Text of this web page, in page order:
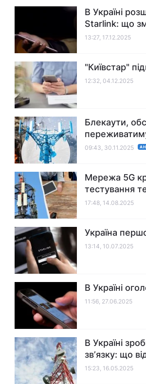
В Україні
Starlink: що
13:27, 17.12.2025
"Київстар"
12:32, 04.12.2025
Блекаути,
09:43, 30.11.2025
Мережа 5G
тестування
17:48, 14.08.2025
Україна
13:14, 10.07.2025
В Україні
11:56, 27.06.2025
В Україні
звʼязку: що
15:23, 16.05.2025